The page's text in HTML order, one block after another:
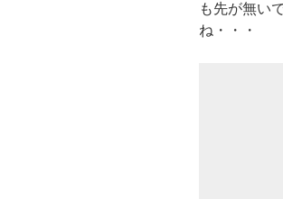
も先が無い
ね・・・